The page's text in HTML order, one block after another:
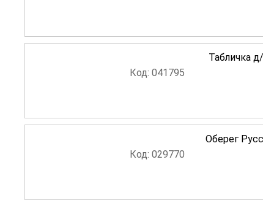
Табличка
Код: 041795
Оберег
Код: 029770